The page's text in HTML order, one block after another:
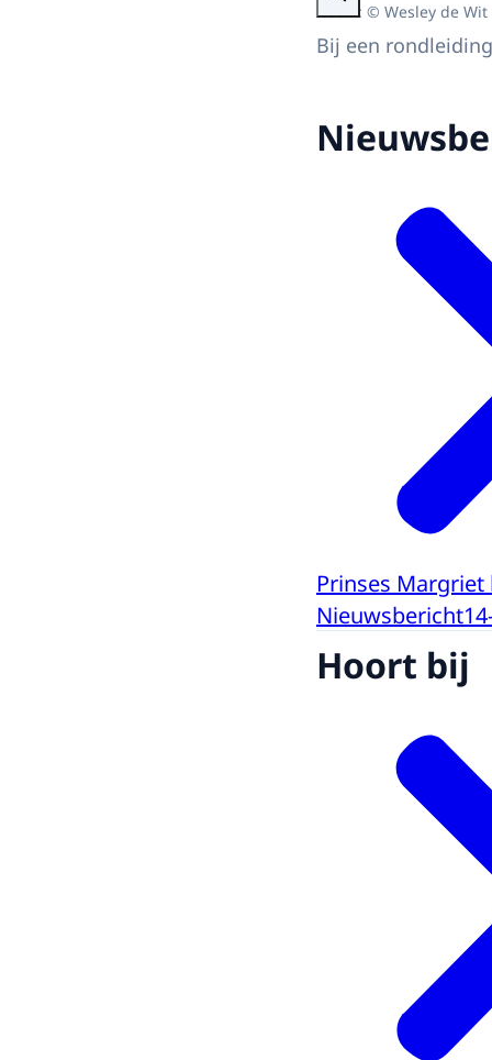
Beeld: © Wesley de Wit
Bij een
Prinses
Nieuwsbericht
Hoort bij